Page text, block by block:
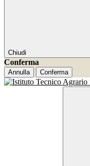
Chiudi
Conferma
Annulla Conferma